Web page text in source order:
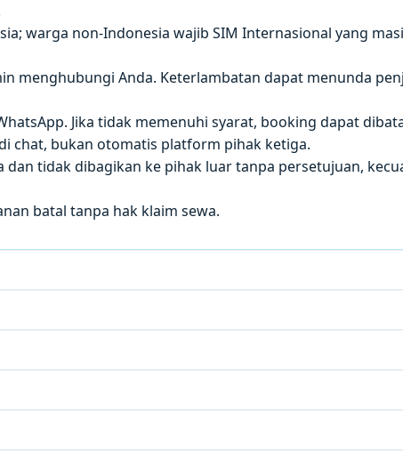
warga non-Indonesia wajib SIM Internasional yang
menghubungi Anda. Keterlambatan dapat menunda
Jika tidak memenuhi syarat, booking dapat
chat, bukan otomatis platform pihak ketiga.
tidak dibagikan ke pihak luar tanpa persetujuan,
batal tanpa hak klaim sewa.